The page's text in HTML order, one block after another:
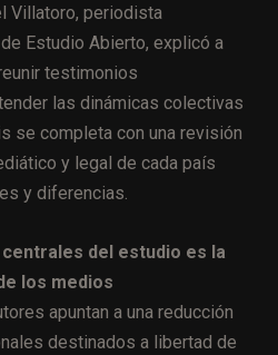
Villatoro, periodista
Estudio Abierto, explicó a
testimonios
las dinámicas colectivas
se completa con una revisión
y legal de cada país
y diferencias.
del estudio es la
los medios
apuntan a una reducción
destinados a libertad de